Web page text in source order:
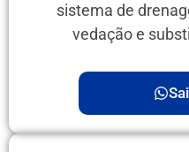
sistema de
vedação e